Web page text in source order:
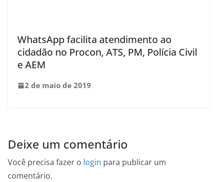
WhatsApp facilita atendimento ao
cidadão no Procon, ATS, PM, Polícia Civil
e AEM
2 de maio de 2019
Deixe um comentário
Você precisa fazer o login para publicar um
comentário.